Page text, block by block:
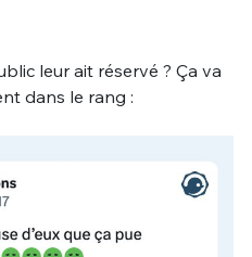
leur ait réservé ? Ça va
dans le rang :